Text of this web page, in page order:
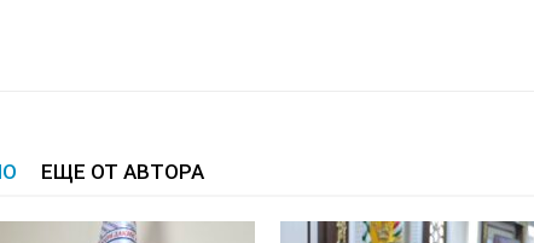
ЕЩЕ ОТ АВТОРА